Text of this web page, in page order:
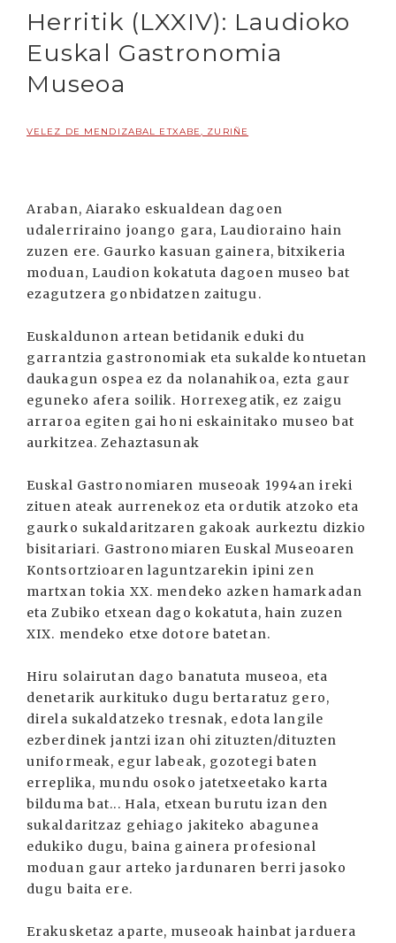
Herritik (LXXIV): Laudioko
Euskal Gastronomia
Museoa
VELEZ DE MENDIZABAL ETXABE, ZURIÑE
Araban, Aiarako eskualdean dagoen
udalerriraino joango gara, Laudioraino hain
zuzen ere. Gaurko kasuan gainera, bitxikeria
moduan, Laudion kokatuta dagoen museo bat
ezagutzera gonbidatzen zaitugu.
Euskaldunon artean betidanik eduki du
garrantzia gastronomiak eta sukalde kontuetan
daukagun ospea ez da nolanahikoa, ezta gaur
eguneko afera soilik. Horrexegatik, ez zaigu
arraroa egiten gai honi eskainitako museo bat
aurkitzea. Zehaztasunak
Euskal Gastronomiaren museoak 1994an ireki
zituen ateak aurrenekoz eta ordutik atzoko eta
gaurko sukaldaritzaren gakoak aurkeztu dizkio
bisitariari. Gastronomiaren Euskal Museoaren
Kontsortzioaren laguntzarekin ipini zen
martxan tokia XX. mendeko azken hamarkadan
eta Zubiko etxean dago kokatuta, hain zuzen
XIX. mendeko etxe dotore batetan.
Hiru solairutan dago banatuta museoa, eta
denetarik aurkituko dugu bertaratuz gero,
direla sukaldatzeko tresnak, edota langile
ezberdinek jantzi izan ohi zituzten/dituzten
uniformeak, egur labeak, gozotegi baten
erreplika, mundu osoko jatetxeetako karta
bilduma bat... Hala, etxean burutu izan den
sukaldaritzaz gehiago jakiteko abagunea
edukiko dugu, baina gainera profesional
moduan gaur arteko jardunaren berri jasoko
dugu baita ere.
Erakusketaz aparte, museoak hainbat jarduera